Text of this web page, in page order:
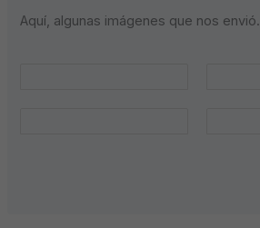
Aquí, algunas imágenes que nos envió.